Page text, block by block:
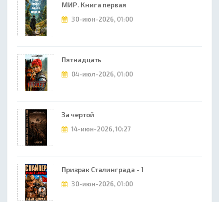
МИР. Книга первая
30-июн-2026, 01:00
Пятнадцать
04-июл-2026, 01:00
За чертой
14-июн-2026, 10:27
Призрак Сталинграда - 1
30-июн-2026, 01:00